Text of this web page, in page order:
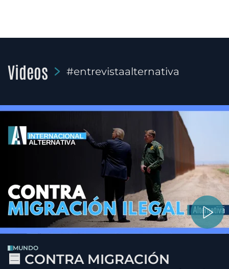
Videos #entrevistaalternativa
MUNDO
🟦 CONTRA MIGRACIÓN